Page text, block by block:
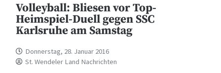
Volleyball: Bliesen vor Top-
Heimspiel-Duell gegen SSC
Karlsruhe am Samstag
Donnerstag, 28. Januar 2016
St. Wendeler Land Nachrichten